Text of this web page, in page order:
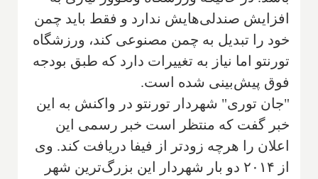
افزایش صندلی‌هایش ندارد و فقط باید چمن
خود را تبدیل به چمن مصنوعی کند، ورزشگاه
تورنتو اما نیاز به تغییرات دارد که طبق بودجه
فوق پیش‌بینی شده است.
"جان توری" شهردار تورنتو در واکنش به این
خبر گفت که منتظر است خبر رسمی این
اعلان را هرچه زودتر از فیفا دریافت کند. وی
از ۲۰۱۴ دو بار شهردار این بزرگ‌ترین شهر